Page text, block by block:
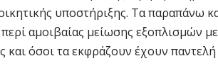
υποστήριξης. Τα παραπάνω
αμοιβαίας μείωσης εξοπλισμών
και όσοι τα εκφράζουν έχουν